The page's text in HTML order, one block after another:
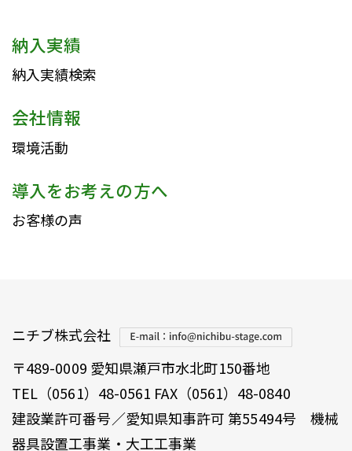
納入実績
納入実績検索
会社情報
環境活動
導入をお考えの方へ
お客様の声
ニチブ株式会社
〒489-0009 愛知県瀬戸市水北町150番地
TEL（0561）48-0561 FAX（0561）48-0840
建設業許可番号／愛知県知事許可 第55494号 機械
器具設置工事業・大工工事業